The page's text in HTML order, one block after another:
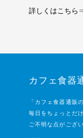
詳しくはこちら
カフェ食器
「カフェ食器通販
毎日をちょっとだ
ご不明な点がござ